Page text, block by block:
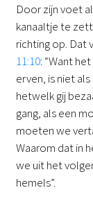
Door zijn voet
kanaaltje te
richting op. Dat
11:10: “Want
erven, is niet
hetwelk gij
gang, als een
moeten we
Waarom dat in
we uit het
hemels”.